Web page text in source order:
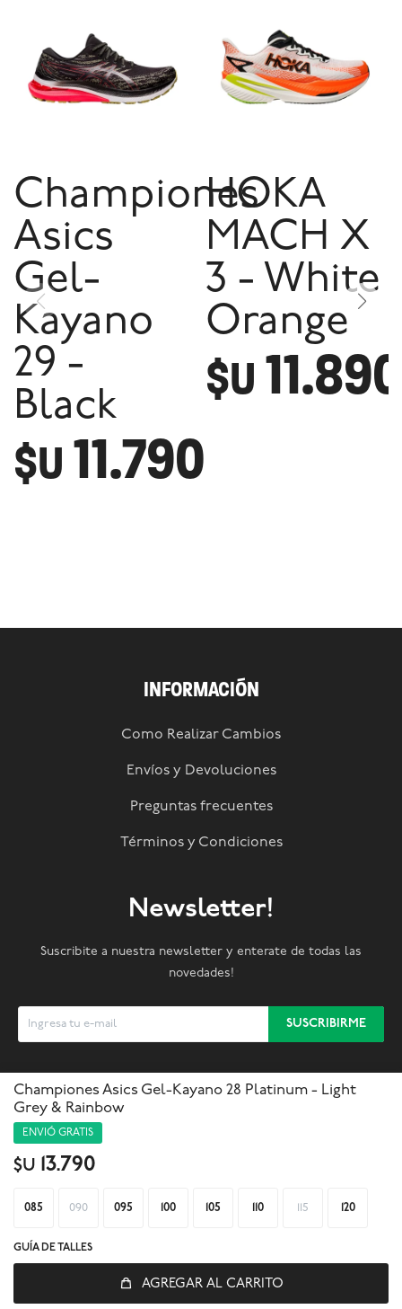
Championes Asics Gel-Kayano 28 Platinum - Light
Grey & Rainbow
ENVIÓ GRATIS
$U 13.790
085 090 095 100 105 110 115 120
GUÍA DE TALLES
AGREGAR AL CARRITO
Championes
Asics
Gel-
Kayano
29 -
Black
$U 11.790
HOKA
MACH X
3 - White
Orange
$U 11.890
INFORMACIÓN
Como Realizar Cambios
Envíos y Devoluciones
Preguntas frecuentes
Términos y Condiciones
Newsletter!
Suscribite a nuestra newsletter y enterate de todas las
novedades!
SUSCRIBIRME
  